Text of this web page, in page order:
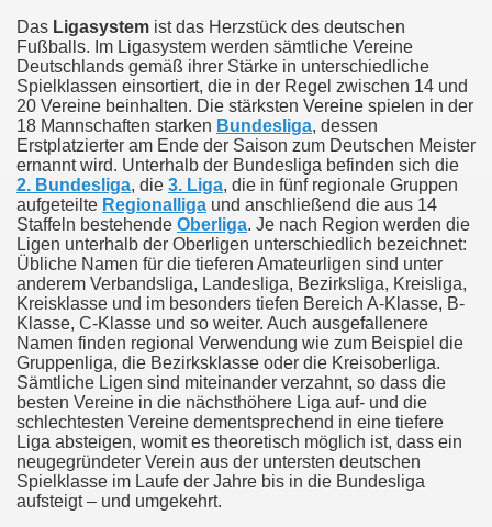
Das Ligasystem ist das Herzstück des deutschen
Fußballs. Im Ligasystem werden sämtliche Vereine
Deutschlands gemäß ihrer Stärke in unterschiedliche
Spielklassen einsortiert, die in der Regel zwischen 14 und
20 Vereine beinhalten. Die stärksten Vereine spielen in der
18 Mannschaften starken Bundesliga, dessen
Erstplatzierter am Ende der Saison zum Deutschen Meister
ernannt wird. Unterhalb der Bundesliga befinden sich die
2. Bundesliga, die 3. Liga, die in fünf regionale Gruppen
aufgeteilte Regionalliga und anschließend die aus 14
Staffeln bestehende Oberliga. Je nach Region werden die
Ligen unterhalb der Oberligen unterschiedlich bezeichnet:
Übliche Namen für die tieferen Amateurligen sind unter
anderem Verbandsliga, Landesliga, Bezirksliga, Kreisliga,
Kreisklasse und im besonders tiefen Bereich A-Klasse, B-
Klasse, C-Klasse und so weiter. Auch ausgefallenere
Namen finden regional Verwendung wie zum Beispiel die
Gruppenliga, die Bezirksklasse oder die Kreisoberliga.
Sämtliche Ligen sind miteinander verzahnt, so dass die
besten Vereine in die nächsthöhere Liga auf- und die
schlechtesten Vereine dementsprechend in eine tiefere
Liga absteigen, womit es theoretisch möglich ist, dass ein
neugegründeter Verein aus der untersten deutschen
Spielklasse im Laufe der Jahre bis in die Bundesliga
aufsteigt – und umgekehrt.